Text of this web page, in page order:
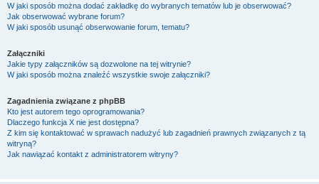
W jaki sposób można dodać zakładkę do wybranych tematów lub je obserwować?
Jak obserwować wybrane forum?
W jaki sposób usunąć obserwowanie forum, tematu?
Załączniki
Jakie typy załączników są dozwolone na tej witrynie?
W jaki sposób można znaleźć wszystkie swoje załączniki?
Zagadnienia związane z phpBB
Kto jest autorem tego oprogramowania?
Dlaczego funkcja X nie jest dostępna?
Z kim się kontaktować w sprawach nadużyć lub zagadnień prawnych związanych z tą
witryną?
Jak nawiązać kontakt z administratorem witryny?